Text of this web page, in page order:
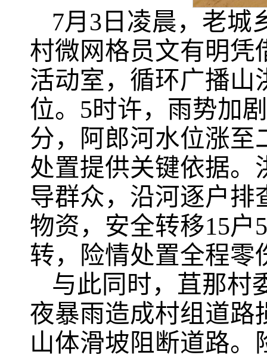
7月3日凌晨，老城
村微网格员文有明凭
活动室，循环广播山
位。5时许，雨势加
分，阿郎河水位涨至
处置提供关键依据。
导群众，沿河逐户排
物资，安全转移15户
转，险情处置全程零
与此同时，苴那村
夜暴雨造成村组道路
山体滑坡阻断道路